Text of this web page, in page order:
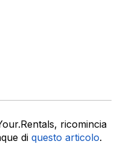
ricomincia
di questo articolo.